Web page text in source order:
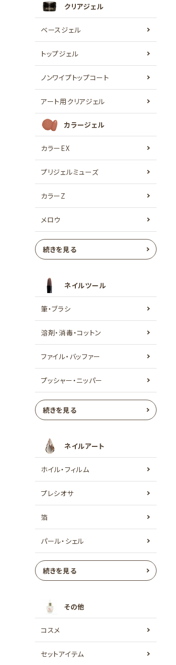
クリアジェル
ベースジェル
トップジェル
ノンワイプトップコート
アート用クリアジェル
カラージェル
カラーEX
プリジェルミューズ
カラーZ
メロウ
続きを見る
ネイルツール
筆・ブラシ
溶剤・消毒・コットン
ファイル・バッファー
プッシャー・ニッパー
続きを見る
ネイルアート
ホイル・フィルム
プレシオサ
箔
パール・シェル
続きを見る
その他
コスメ
セットアイテム